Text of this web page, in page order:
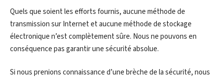
Quels que soient les efforts fournis, aucune méthode de
transmission sur Internet et aucune méthode de stockage
électronique n’est complètement sûre. Nous ne pouvons en
conséquence pas garantir une sécurité absolue.
Si nous prenions connaissance d’une brèche de la sécurité, nous